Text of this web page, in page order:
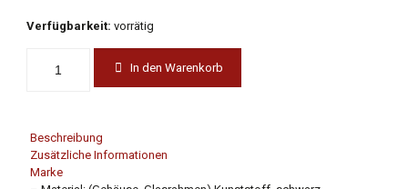
Verfügbarkeit: vorrätig
In den Warenkorb
Beschreibung
Zusätzliche Informationen
Marke